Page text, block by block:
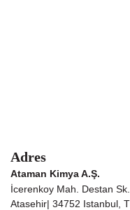
Adres
Ataman Kimya A.Ş.
İcerenkoy Mah. Destan
Atasehir| 34752 Istanbul,